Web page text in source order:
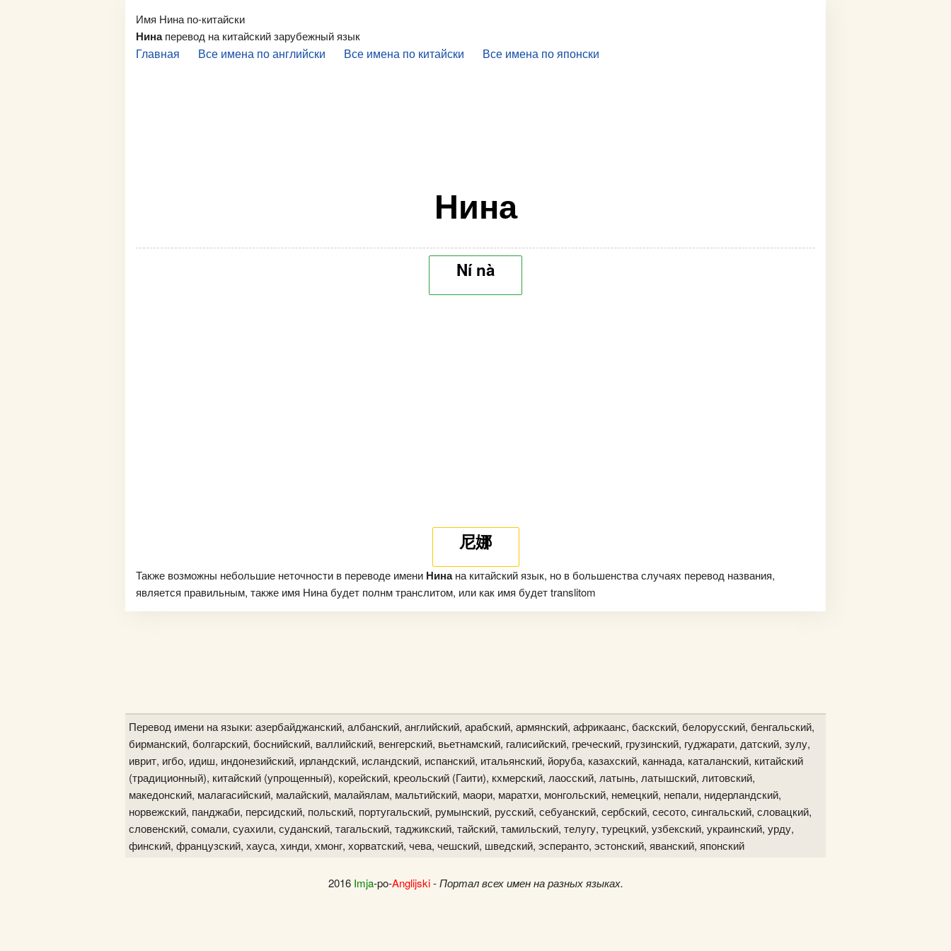
Имя Нина по-китайски
Нинаперевод на китайский зарубежный язык
Главная Все имена по английски Все имена по китайски Все имена по японски
Нина
Ní nà
尼娜
Также возможны небольшие неточности в переводе имени Нинана китайский язык, но в большенства случаях перевод названия,
является правильным, также имя Нина будет полнм транслитом, или как имя будет translitom
Перевод имени на языки: азербайджанский, албанский, английский, арабский, армянский, африкаанс, баскский, белорусский, бенгальский,
бирманский, болгарский, боснийский, валлийский, венгерский, вьетнамский, галисийский, греческий, грузинский, гуджарати, датский, зулу,
иврит, игбо, идиш, индонезийский, ирландский, исландский, испанский, итальянский, йоруба, казахский, каннада, каталанский, китайский
(традиционный), китайский (упрощенный), корейский, креольский (Гаити), кхмерский, лаосский, латынь, латышский, литовский,
македонский, малагасийский, малайский, малайялам, мальтийский, маори, маратхи, монгольский, немецкий, непали, нидерландский,
норвежский, панджаби, персидский, польский, португальский, румынский, русский, себуанский, сербский, сесото, сингальский, словацкий,
словенский, сомали, суахили, суданский, тагальский, таджикский, тайский, тамильский, телугу, турецкий, узбекский, украинский, урду,
финский, французский, хауса, хинди, хмонг, хорватский, чева, чешский, шведский, эсперанто, эстонский, яванский, японский
2016 Imja-po-Anglijski-Портал всех имен на разных языках.